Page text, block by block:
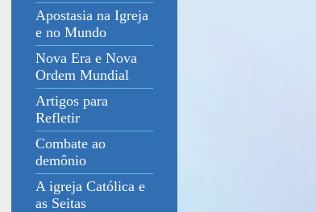
Apostasia na Igreja
e no Mundo
Nova Era e Nova
Ordem Mundial
Artigos para
Refletir
Combate ao
demônio
A igreja Católica e
as Seitas